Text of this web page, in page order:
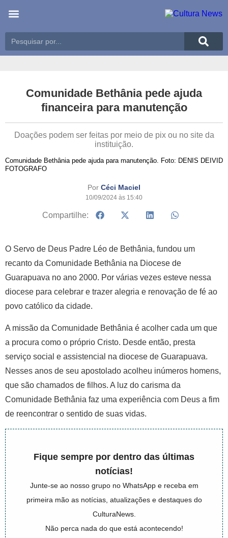
Comunidade Bethânia pede ajuda
financeira para manutenção
Doações podem ser feitas por meio de pix ou no site da
instituição.
Comunidade Bethânia pede ajuda para manutenção. Foto: DENIS DEIVID
FOTOGRAFO
Por Céci Maciel
10/09/2024 às 15:40
Compartilhe:
O Servo de Deus Padre Léo de Bethânia, fundou um
recanto da Comunidade Bethânia na Diocese de
Guarapuava no ano 2000. Por várias vezes esteve nessa
diocese para celebrar e trazer alegria e renovação de fé ao
povo católico da cidade.
A missão da Comunidade Bethânia é acolher cada um que
a procura como o próprio Cristo. Desde então, presta
serviço social e assistencial na diocese de Guarapuava.
Nesses anos de seu apostolado acolheu inúmeros homens,
que são chamados de filhos. A luz do carisma da
Comunidade Bethânia faz uma experiência com Deus a fim
de reencontrar o sentido de suas vidas.
Fique sempre por dentro das últimas
notícias!
Junte-se ao nosso grupo no WhatsApp e receba em
primeira mão as notícias, atualizações e destaques do
CulturaNews.
Não perca nada do que está acontecendo!